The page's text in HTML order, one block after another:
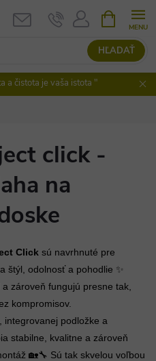
HĽADAŤ
KOŠÍK
a čistota je vaša istota "
click -
na
Click sú navrhnuté pre
štýl, odolnosť a pohodlie ✨
zároveň fungujú presne tak,
kompromisov.
, integrovanej podložke a
stabilne, kvalitne a zároveň
🏡🔧 Sú tak skvelou voľbou